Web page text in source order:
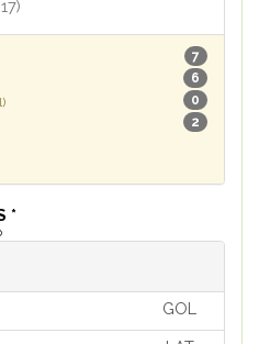
7
6
0
2
*
GOL